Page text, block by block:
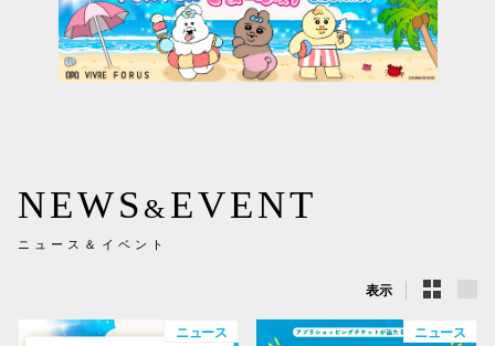
NEWS & EVENT
ニュース＆イベント
表示
ニュース ニュース